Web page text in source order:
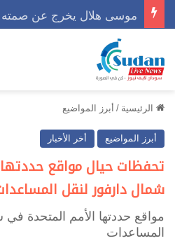
موسى هلال يخرج عن صمته
الرئيسية / أبرز المواضيع
أبرز المواضيع أخر الأخبار
تحفظات حيال مواقع
شمال دارفور لنقل
مواقع حددتها الأمم المتحدة
المساعدات